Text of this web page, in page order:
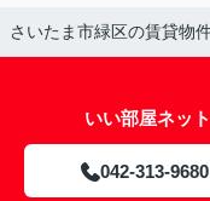
さいたま市緑区の賃貸物
いい部屋ネッ
042-313-9680